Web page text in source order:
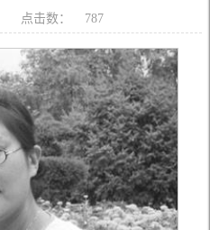
点击数： 787